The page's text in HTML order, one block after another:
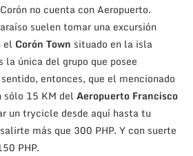
no cuenta con Aeropuerto.
suelen tomar una excursión
el Corón Town situado en la isla
la única del grupo que posee
entonces, que el mencionado
sólo 15 KM del Aeropuerto Francisco
un trycicle desde aquí hasta tu
más que 300 PHP. Y con suerte
PHP.